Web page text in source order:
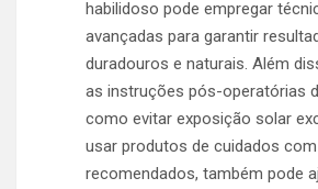
habilidoso pode empregar
avançadas para garantir
duradouros e naturais. Além
as instruções pós-operatórias
como evitar exposição solar
usar produtos de cuidados com
recomendados, também pode